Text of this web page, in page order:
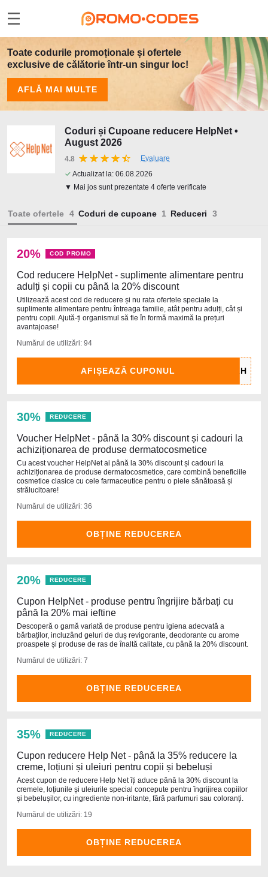
Toate codurile promoționale și ofertele
exclusive de călătorie într-un singur loc!
AFLĂ MAI MULTE
Coduri și Cupoane reducere HelpNet •
August 2026
4.8
Evaluare
✓ Actualizat la: 06.08.2026
▼ Mai jos sunt prezentate 4 oferte verificate
Toate ofertele Coduri de cupoane Reduceri
20% COD PROMO
Cod reducere HelpNet - suplimente alimentare pentru
adulți și copii cu până la 20% discount
Utilizează acest cod de reducere și nu rata ofertele speciale la
suplimente alimentare pentru întreaga familie, atât pentru adulți, cât și
pentru copii. Ajută-ți organismul să fie în formă maximă la prețuri
avantajoase!
Numărul de utilizări: 94
AFIȘEAZĂ CUPONUL
30% REDUCERE
Voucher HelpNet - până la 30% discount și cadouri la
achiziționarea de produse dermatocosmetice
Cu acest voucher HelpNet ai până la 30% discount și cadouri la
achiziționarea de produse dermatocosmetice, care combină beneficiile
cosmetice clasice cu cele farmaceutice pentru o piele sănătoasă și
strălucitoare!
Numărul de utilizări: 36
OBȚINE REDUCEREA
20% REDUCERE
Cupon HelpNet - produse pentru îngrijire bărbați cu
până la 20% mai ieftine
Descoperă o gamă variată de produse pentru igiena adecvată a
bărbaților, incluzând geluri de duș revigorante, deodorante cu arome
proaspete și produse de ras de înaltă calitate, cu până la 20% discount.
Numărul de utilizări: 7
OBȚINE REDUCEREA
35% REDUCERE
Cupon reducere Help Net - până la 35% reducere la
creme, loțiuni și uleiuri pentru copii și bebeluși
Acest cupon de reducere Help Net îți aduce până la 30% discount la
cremele, loțiunile și uleiurile special concepute pentru îngrijirea copiilor
și bebelușilor, cu ingrediente non-iritante, fără parfumuri sau coloranți.
Numărul de utilizări: 19
OBȚINE REDUCEREA